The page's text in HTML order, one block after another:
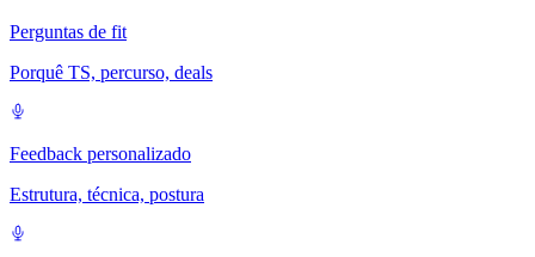
Perguntas de fit
Porquê TS, percurso, deals
Feedback personalizado
Estrutura, técnica, postura